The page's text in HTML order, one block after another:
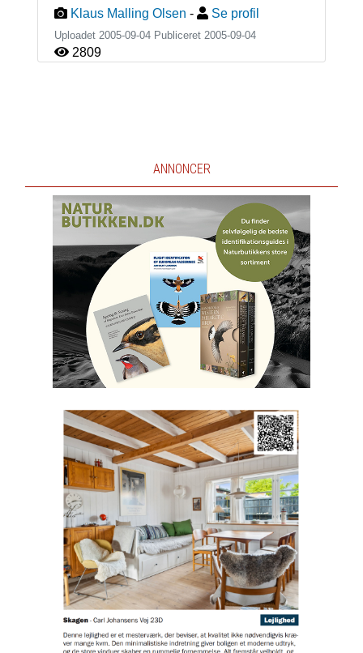
Klaus Malling Olsen - Se profil
Uploadet 2005-09-04 Publiceret 2005-09-04
2809
ANNONCER